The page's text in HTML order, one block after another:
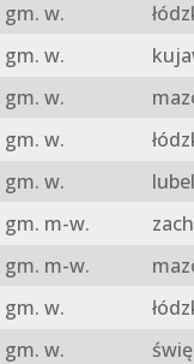
gm. w.
gm. w.
gm. w.
gm. w.
gm. w.
gm. m-w.
gm. m-w.
gm. w.
gm. w.